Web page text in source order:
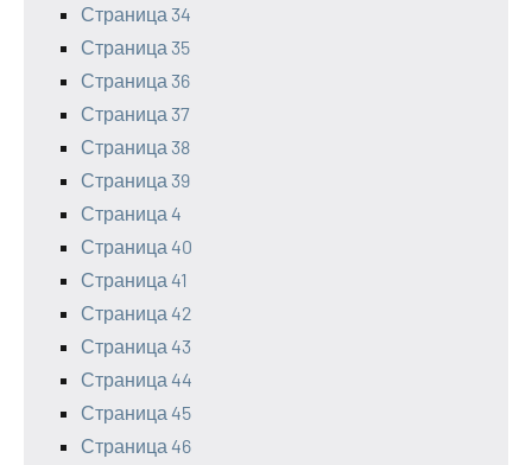
Страница 34
Страница 35
Страница 36
Страница 37
Страница 38
Страница 39
Страница 4
Страница 40
Страница 41
Страница 42
Страница 43
Страница 44
Страница 45
Страница 46